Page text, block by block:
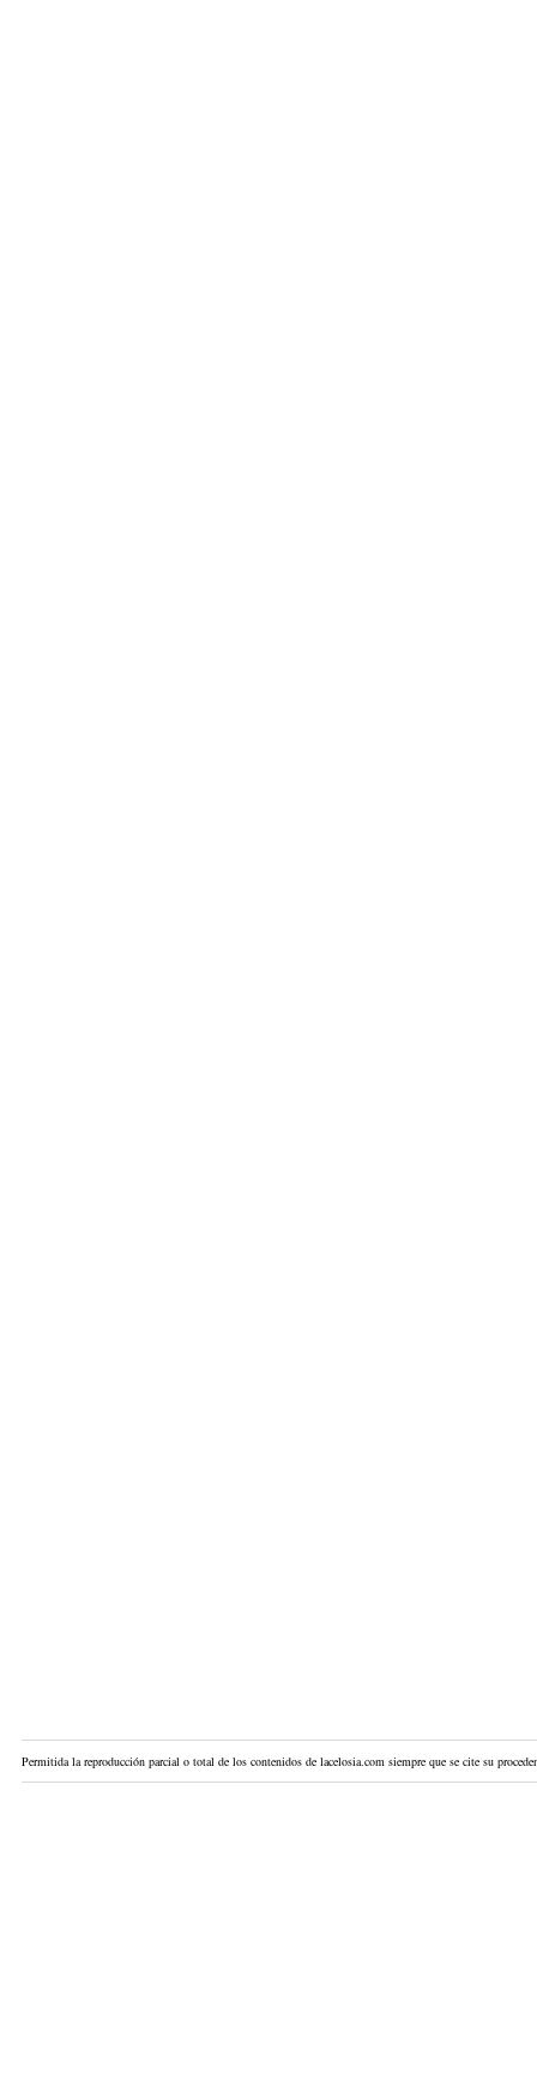
Permitida la reproducción parcial o total de los contenidos de lacelosia.com siempre que se cite su